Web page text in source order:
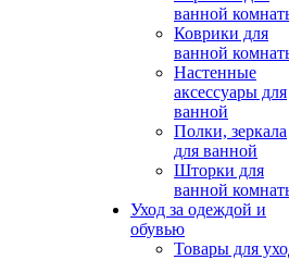
ванной
Коврики для
ванной
Настенные
аксессуары для
ванной
Полки, зеркала
для ванной
Шторки для
ванной
Уход за одеждой и
обувью
Товары для